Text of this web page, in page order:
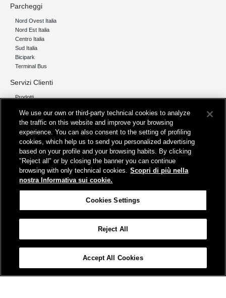
Parcheggi
Nord Ovest Italia
Nord Est Italia
Centro Italia
Sud Italia
Bicipark
Terminal Bus
Servizi Clienti
Prodotti
Chi siamo
I nostri pilastri
Info
Protezione Dati Personali
We use our own or third-party technical cookies to analyze
the traffic on this website and improve your browsing
experience. You can also consent to the setting of profiling
cookies, which help us to send you personalized advertising
based on your profile and your browsing habits. By clicking
"Reject all" or by closing the banner you can continue
browsing with only technical cookies. Scopri di più nella
nostra Informativa sui cookie.
Cookies Settings
Reject All
Accept All Cookies